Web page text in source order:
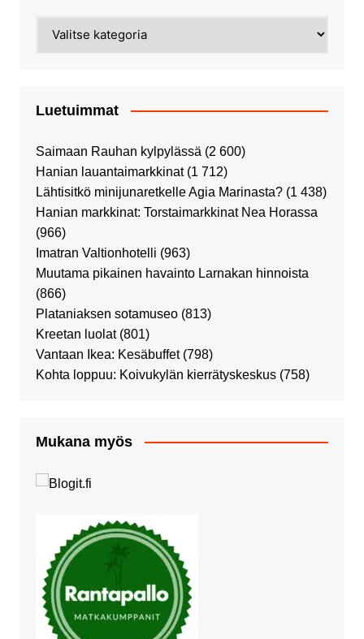
Luetuimmat
Saimaan Rauhan kylpylässä (2 600)
Hanian lauantaimarkkinat (1 712)
Lähtisitkö minijunaretkelle Agia Marinasta? (1 438)
Hanian markkinat: Torstaimarkkinat Nea Horassa
(966)
Imatran Valtionhotelli (963)
Muutama pikainen havainto Larnakan hinnoista
(866)
Plataniaksen sotamuseo (813)
Kreetan luolat (801)
Vantaan Ikea: Kesäbuffet (798)
Kohta loppuu: Koivukylän kierrätyskeskus (758)
Mukana myös